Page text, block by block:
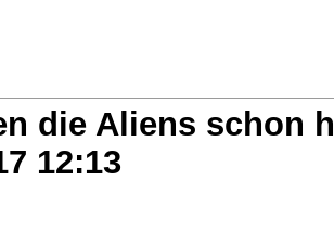
die Aliens schon
12:13